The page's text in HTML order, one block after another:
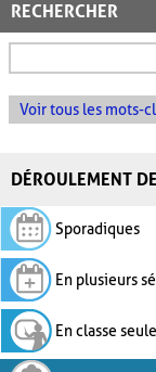
RECHERCHER
Voir tous les mots-
DÉROULEMENT
Sporadiques
En plusieurs
En classe